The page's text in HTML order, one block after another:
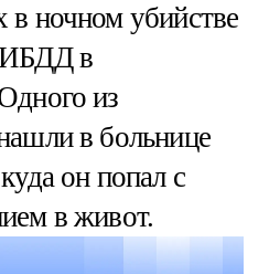
в ночном убийстве
в
из
в больнице
он попал с
в живот.